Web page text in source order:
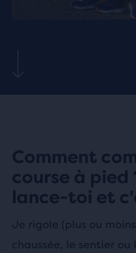
Comment
course à pied
lance-toi et
Je rigole (plus ou
chaussée, le sentier